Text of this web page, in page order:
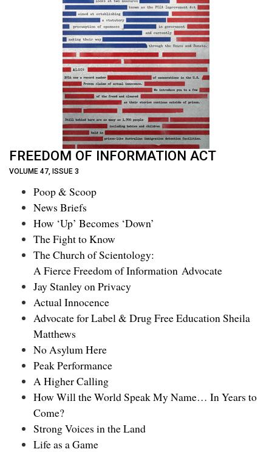
FREEDOM OF INFORMATION ACT
VOLUME 47, ISSUE 3
Poop & Scoop
News Briefs
How ‘Up’ Becomes ‘Down’
The Fight to Know
The Church of Scientology:
A Fierce Freedom of Information Advocate
Jay Stanley on Privacy
Actual Innocence
Advocate for Label & Drug Free Education Sheila
Matthews
No Asylum Here
Peak Performance
A Higher Calling
How Will the World Speak My Name… In Years to
Come?
Strong Voices in the Land
Life as a Game